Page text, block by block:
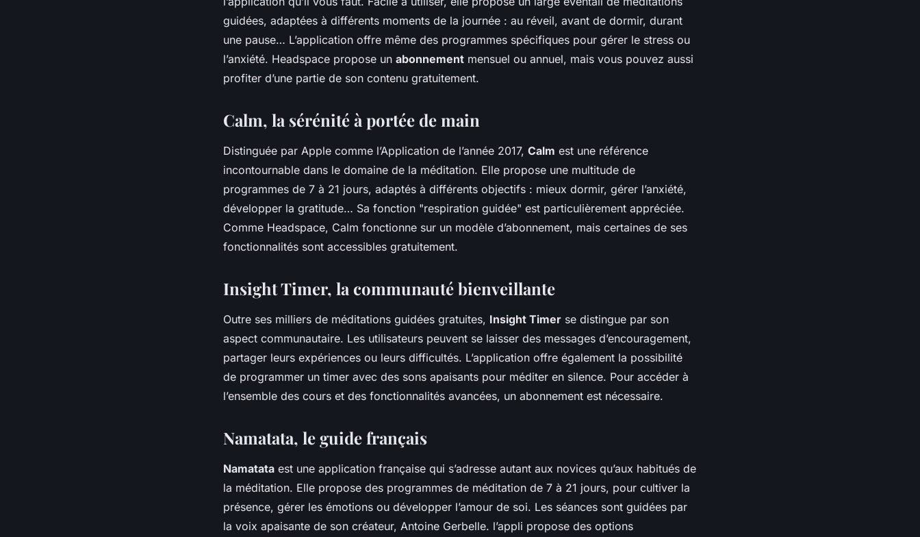
guidées, adaptées à différents moments de la journée : au réveil, avant de dormir, durant
une pause… L’application offre même des programmes spécifiques pour gérer le stress ou
l’anxiété. Headspace propose un abonnement mensuel ou annuel, mais vous pouvez aussi
profiter d’une partie de son contenu gratuitement.
Calm, la sérénité à portée de main
Distinguée par Apple comme l’Application de l’année 2017, Calm est une référence
incontournable dans le domaine de la méditation. Elle propose une multitude de
programmes de 7 à 21 jours, adaptés à différents objectifs : mieux dormir, gérer l’anxiété,
développer la gratitude… Sa fonction "respiration guidée" est particulièrement appréciée.
Comme Headspace, Calm fonctionne sur un modèle d’abonnement, mais certaines de ses
fonctionnalités sont accessibles gratuitement.
Insight Timer, la communauté bienveillante
Outre ses milliers de méditations guidées gratuites, Insight Timer se distingue par son
aspect communautaire. Les utilisateurs peuvent se laisser des messages d’encouragement,
partager leurs expériences ou leurs difficultés. L’application offre également la possibilité
de programmer un timer avec des sons apaisants pour méditer en silence. Pour accéder à
l’ensemble des cours et des fonctionnalités avancées, un abonnement est nécessaire.
Namatata, le guide français
Namatata est une application française qui s’adresse autant aux novices qu’aux habitués de
la méditation. Elle propose des programmes de méditation de 7 à 21 jours, pour cultiver la
présence, gérer les émotions ou développer l’amour de soi. Les séances sont guidées par
la voix apaisante de son créateur, Antoine Gerbelle. l’appli propose des options